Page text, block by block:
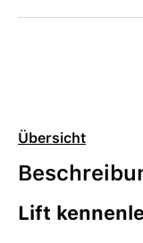
Übersicht
Lift